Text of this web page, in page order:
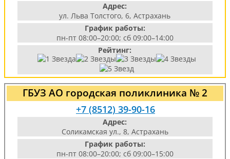
Адрес:
ул. Льва Толстого, 6, Астрахань
График работы:
пн-пт 08:00–20:00; сб 09:00–14:00
Рейтинг:
ГБУЗ АО городская поликлиника № 2
+7 (8512) 39-90-16
Адрес:
Соликамская ул., 8, Астрахань
График работы:
пн-пт 08:00–20:00; сб 09:00–15:00